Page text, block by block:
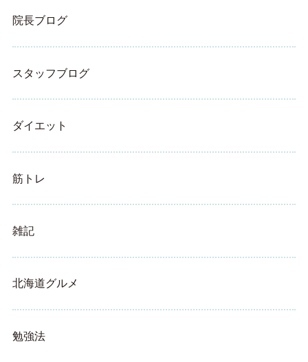
院長ブログ
スタッフブログ
ダイエット
筋トレ
雑記
北海道グルメ
勉強法